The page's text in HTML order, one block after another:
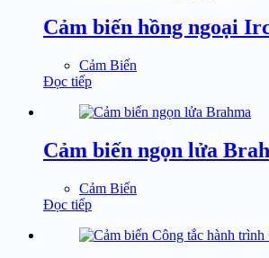
Cảm biến hồng ngoại
Cảm Biến
Đọc tiếp
Cảm biến ngọn lửa
Cảm Biến
Đọc tiếp